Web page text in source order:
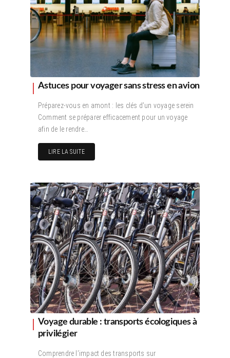
Astuces pour voyager sans stress en avion
Préparez-vous en amont : les clés d’un voyage serein
Comment se préparer efficacement pour un voyage
afin de le rendre…
LIRE LA SUITE
Voyage durable : transports écologiques à
privilégier
Comprendre l’impact des transports sur